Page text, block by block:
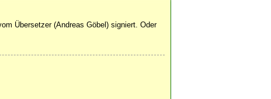
Übersetzer (Andreas Göbel) signiert. Oder